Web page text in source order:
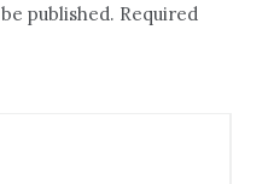
published. Required